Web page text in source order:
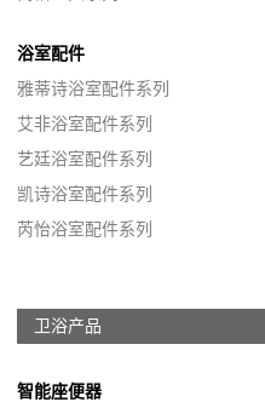
浴室配件
雅蒂诗浴室配件系列
艾非浴室配件系列
艺廷浴室配件系列
凯诗浴室配件系列
芮怡浴室配件系列
卫浴产品
智能座便器